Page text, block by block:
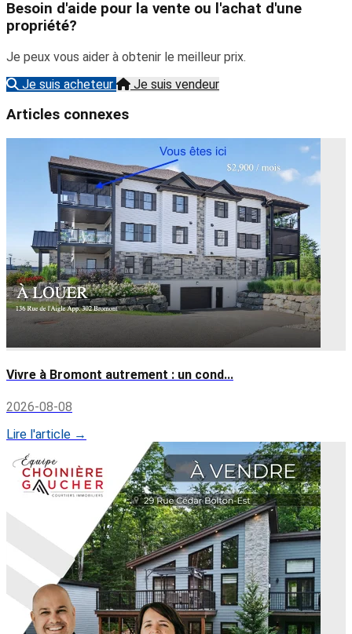
Besoin d'aide pour la vente ou l'achat d'une
propriété?
Je peux vous aider à obtenir le meilleur prix.
Je suis acheteur
Je suis vendeur
Articles connexes
Vivre à Bromont autrement : un cond...
2026-08-08
Lire l'article →